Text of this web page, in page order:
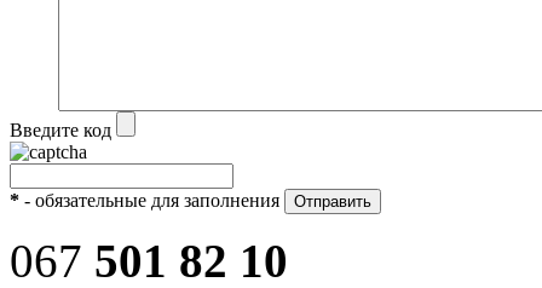
Введите код
* - обязательные для заполнения
067 501 82 10